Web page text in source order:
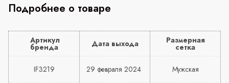
Подробнее о товаре
Артикул
бренда Дата выхода Размерная
сетка
IF3219 29 февраля 2024 Мужская